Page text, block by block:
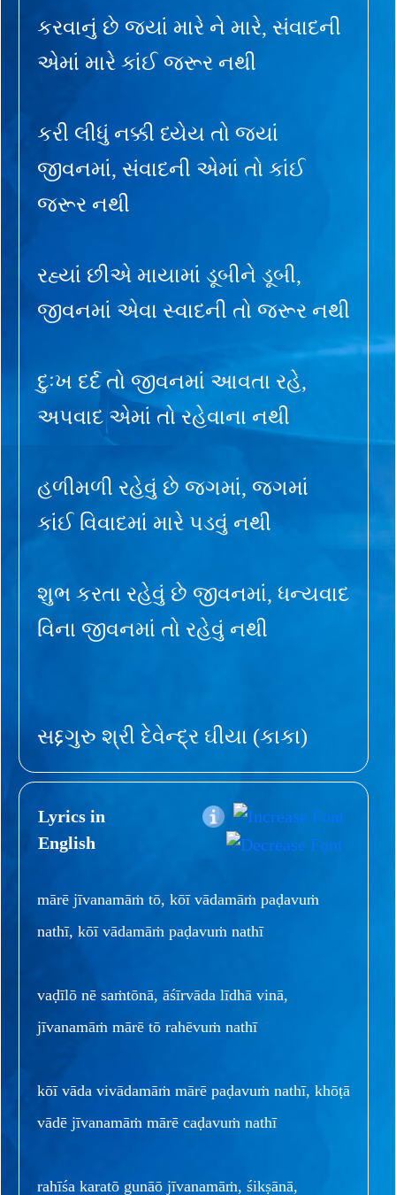
કરવાનું છે જ્યાં મારે ને મારે, સંવાદની
એમાં મારે કાંઈ જરૂર નથી
કરી લીધું નક્કી ધ્યેય તો જ્યાં
જીવનમાં, સંવાદની એમાં તો કાંઈ
જરૂર નથી
રહ્યાં છીએ માયામાં ડૂબીને ડૂબી,
જીવનમાં એવા સ્વાદની તો જરૂર નથી
દુઃખ દર્દ તો જીવનમાં આવતા રહે,
અપવાદ એમાં તો રહેવાના નથી
હળીમળી રહેવું છે જગમાં, જગમાં
કાંઈ વિવાદમાં મારે પડવું નથી
શુભ કરતા રહેવું છે જીવનમાં, ધન્યવાદ
વિના જીવનમાં તો રહેવું નથી
સદ્દગુરુ શ્રી દેવેન્દ્ર ઘીયા (કાકા)
Lyrics in
English
mārē jīvanamāṁ tō, kōī vādamāṁ paḍavuṁ
nathī, kōī vādamāṁ paḍavuṁ nathī
vaḍīlō nē saṁtōnā, āśīrvāda līdhā vinā,
jīvanamāṁ mārē tō rahēvuṁ nathī
kōī vāda vivādamāṁ mārē paḍavuṁ nathī, khōṭā
vādē jīvanamāṁ mārē caḍavuṁ nathī
rahīśa karatō gunāō jīvanamāṁ, śikṣānā,